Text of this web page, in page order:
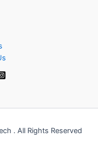
. All Rights Reserved